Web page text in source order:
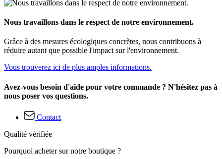
Nous travaillons dans le respect de notre environnement.
Grâce à des mesures écologiques concrètes, nous contribuons à
réduire autant que possible l'impact sur l'environnement.
Vous trouverez ici de plus amples informations.
Avez-vous besoin d'aide pour votre commande ? N'hésitez pas à
nous poser vos questions.
Contact
Qualité vérifiée
Pourquoi acheter sur notre boutique ?